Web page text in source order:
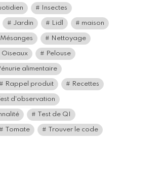
Insectes
Jardin Lidl maison
Mésanges Nettoyage
Oiseaux Pelouse
alimentaire
Rappel produit Recettes
d'observation
Test de QI
Tomate Trouver le code